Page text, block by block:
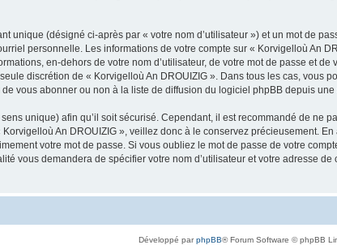
unique (désigné ci-après par « votre nom d’utilisateur ») et un mot de
personnelle. Les informations de votre compte sur « Korvigelloù An
en-dehors de votre nom d’utilisateur, de votre mot de passe et
discrétion de « Korvigelloù An DROUIZIG ». Dans tous les cas, vous
vous abonner ou non à la liste de diffusion du logiciel phpBB depuis une
unique) afin qu’il soit sécurisé. Cependant, il est recommandé de ne
An DROUIZIG », veillez donc à le conservez précieusement.
votre mot de passe. Si vous oubliez le mot de passe de votre
vous demandera de spécifier votre nom d’utilisateur et votre adresse
Développé parphpBB® Forum Software © phpBB